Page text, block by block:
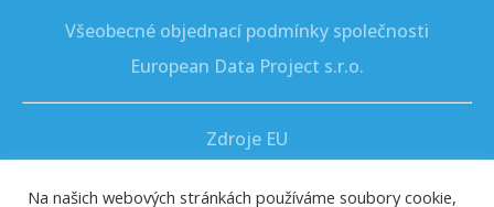
Všeobecné objednací podmínky společnosti
European Data Project s.r.o.
Zdroje EU
Na našich webových stránkách používáme soubory cookie,